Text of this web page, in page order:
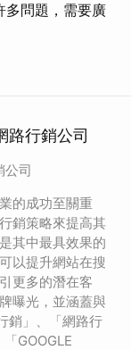
多問題，需要廣
路行銷公司
公司
的成功至關重
銷策略來提高其
其中最具效果的
以提升網站在搜
更多的潛在客
曝光，並涵蓋與
銷」、「網路行
GOOGLE